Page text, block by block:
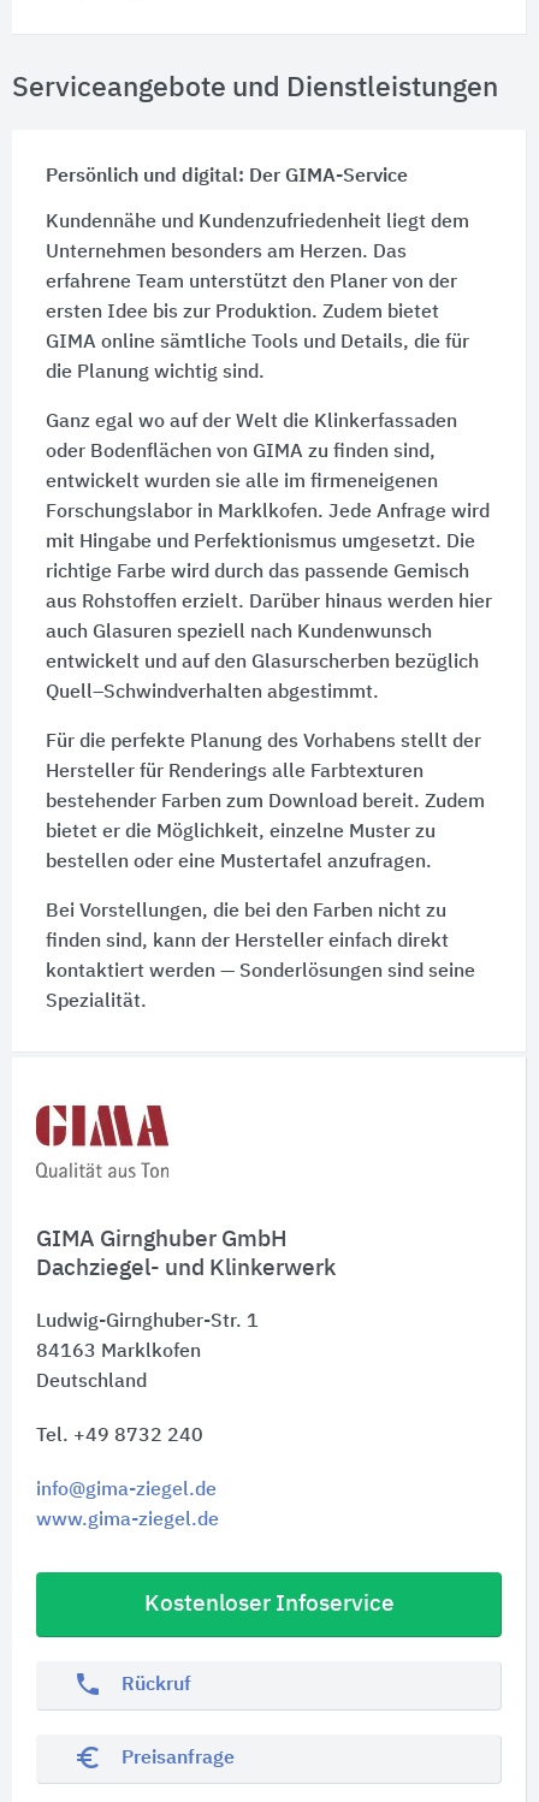
GIMA Girnghuber GmbH
Dachziegel- und Klinkerwerk
Ludwig-Girnghuber-Str. 1
84163 Marklkofen
Deutschland
Tel. +49 8732 240
info@gima-ziegel.de
www.gima-ziegel.de
Kostenloser Infoservice
phone Rückruf
euro_symbol Preisanfrage
Serviceangebote und Dienstleistungen
Persönlich und digital: Der GIMA-Service
Kundennähe und Kundenzufriedenheit liegt dem
Unternehmen besonders am Herzen. Das
erfahrene Team unterstützt den Planer von der
ersten Idee bis zur Produktion. Zudem bietet
GIMA online sämtliche Tools und Details, die für
die Planung wichtig sind.
Ganz egal wo auf der Welt die Klinkerfassaden
oder Bodenflächen von GIMA zu finden sind,
entwickelt wurden sie alle im firmeneigenen
Forschungslabor in Marklkofen. Jede Anfrage wird
mit Hingabe und Perfektionismus umgesetzt. Die
richtige Farbe wird durch das passende Gemisch
aus Rohstoffen erzielt. Darüber hinaus werden hier
auch Glasuren speziell nach Kundenwunsch
entwickelt und auf den Glasurscherben bezüglich
Quell–Schwindverhalten abgestimmt.
Für die perfekte Planung des Vorhabens stellt der
Hersteller für Renderings alle Farbtexturen
bestehender Farben zum Download bereit. Zudem
bietet er die Möglichkeit, einzelne Muster zu
bestellen oder eine Mustertafel anzufragen.
Bei Vorstellungen, die bei den Farben nicht zu
finden sind, kann der Hersteller einfach direkt
kontaktiert werden — Sonderlösungen sind seine
Spezialität.
Schnelleinstiege